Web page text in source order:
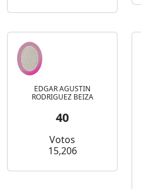
EDGAR AGUSTIN
RODRIGUEZ BEIZA
40
Votos
15,206